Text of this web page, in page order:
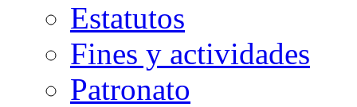
Estatutos
Fines y actividades
Patronato